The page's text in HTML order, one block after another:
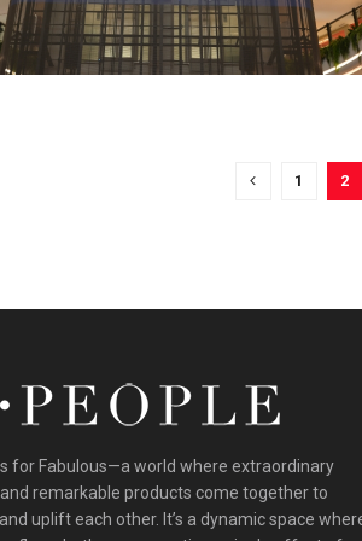
1 2
for Fabulous—a world where extraordinary
remarkable products come together to
uplift each other. It’s a dynamic space